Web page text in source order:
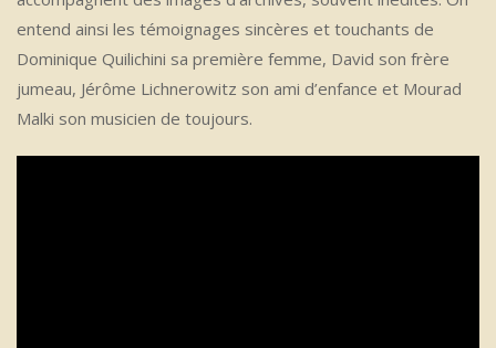
entend ainsi les témoignages sincères et touchants de
Dominique Quilichini sa première femme, David son frère
jumeau, Jérôme Lichnerowitz son ami d’enfance et Mourad
Malki son musicien de toujours.